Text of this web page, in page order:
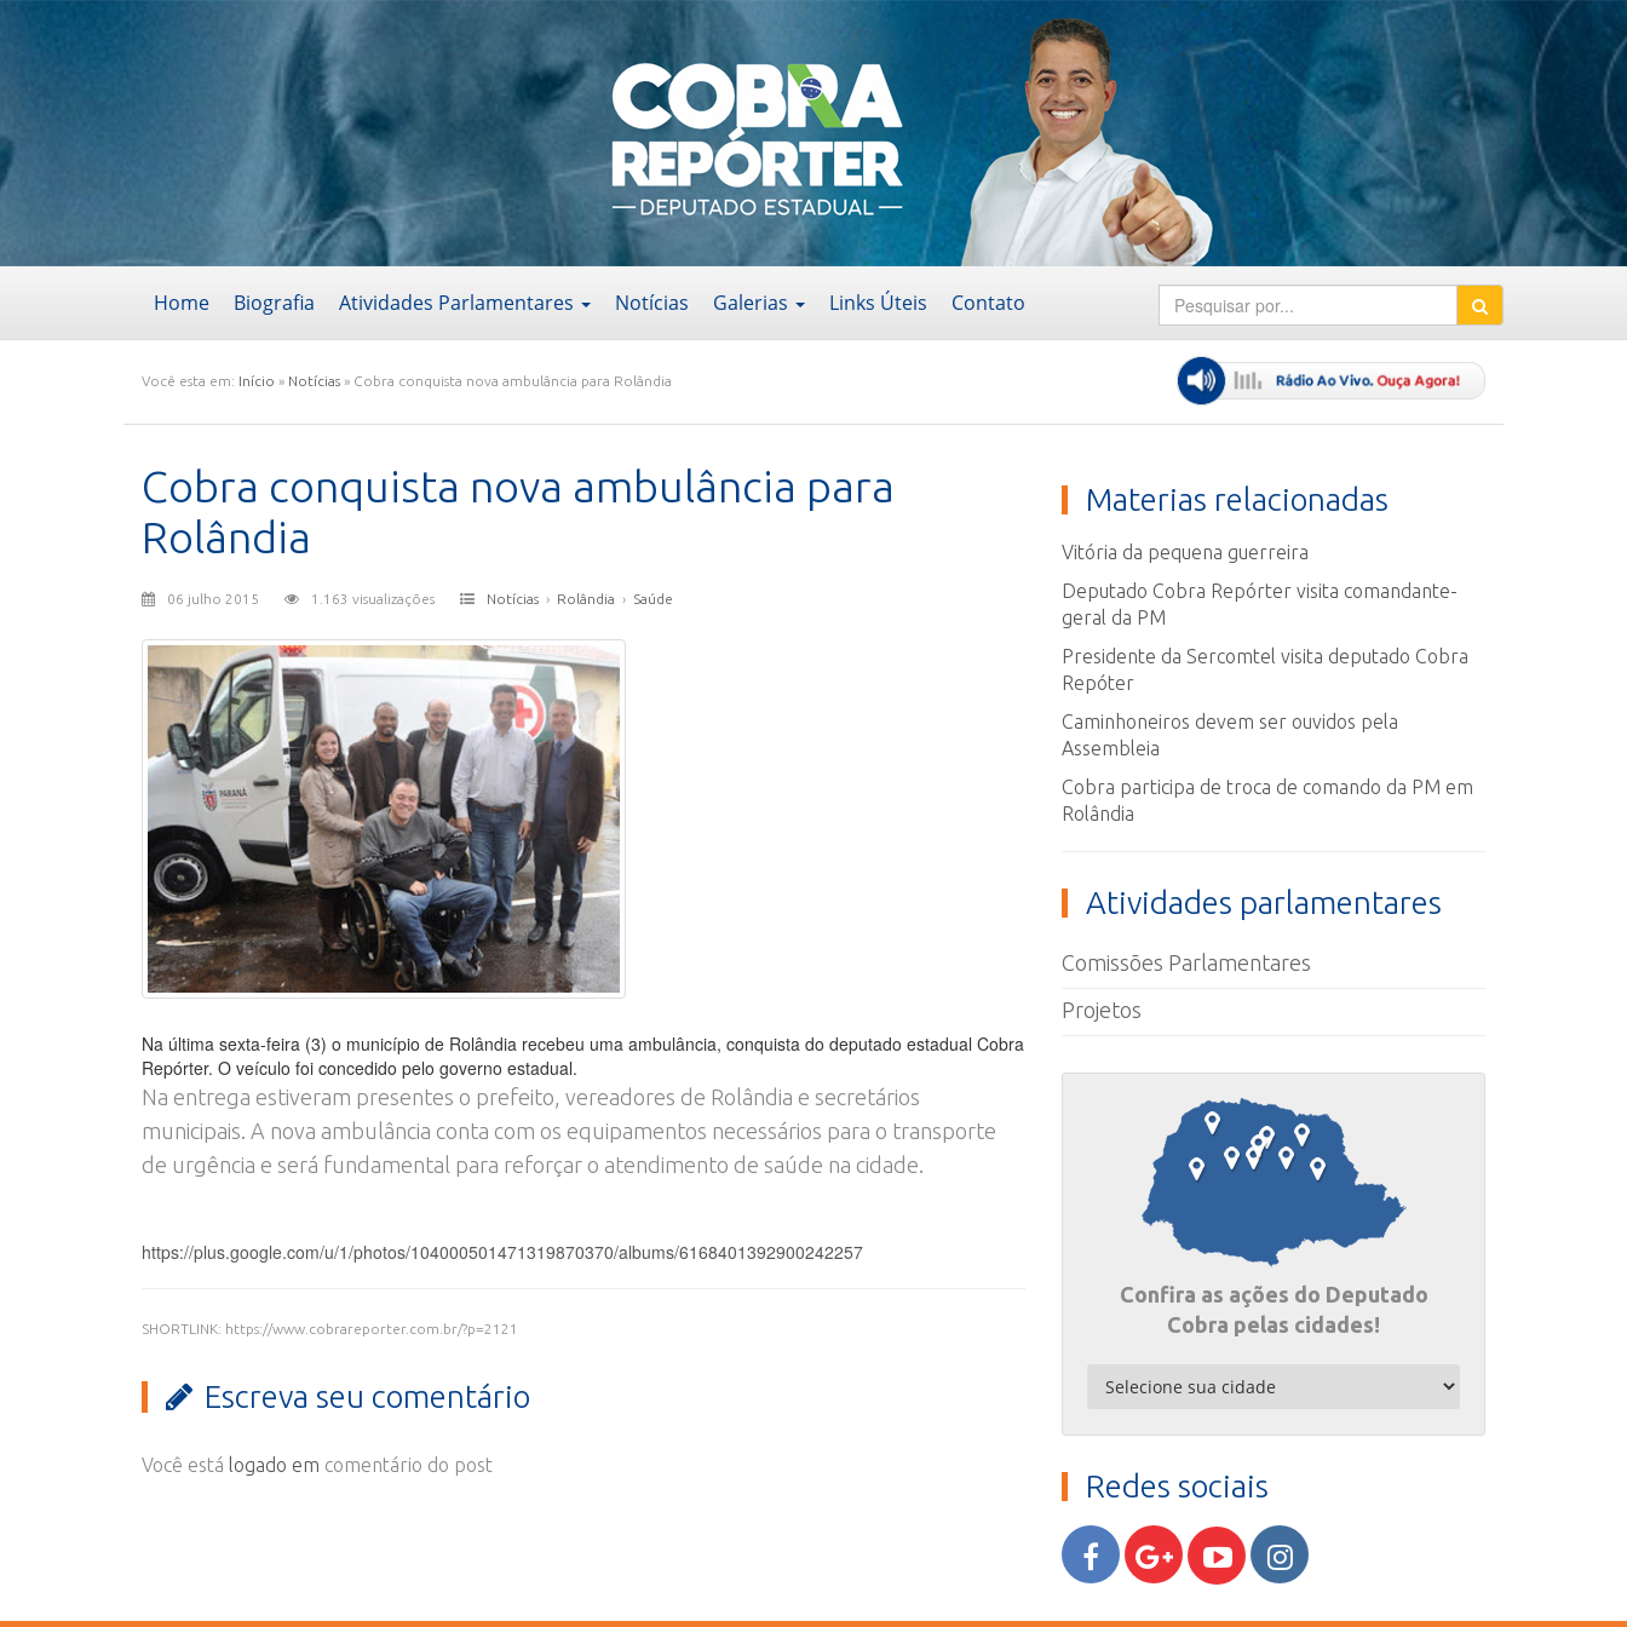
Home Biografia Atividades Parlamentares Notícias Galerias Links Úteis Contato
Você esta em: Início » Notícias » Cobra conquista nova ambulância para Rolândia
Cobra conquista nova ambulância para
Rolândia
06 julho 2015 1.163 visualizações Notícias › Rolândia › Saúde
Na última sexta-feira (3) o município de Rolândia recebeu uma ambulância, conquista do deputado estadual Cobra
Repórter. O veículo foi concedido pelo governo estadual.
Na entrega estiveram presentes o prefeito, vereadores de Rolândia e secretários
municipais. A nova ambulância conta com os equipamentos necessários para o transporte
de urgência e será fundamental para reforçar o atendimento de saúde na cidade.
https://plus.google.com/u/1/photos/104000501471319870370/albums/6168401392900242257
SHORTLINK: https://www.cobrareporter.com.br/?p=2121
Escreva seu comentário
Você está logado em comentário do post
Materias relacionadas
Vitória da pequena guerreira
Deputado Cobra Repórter visita comandante-
geral da PM
Presidente da Sercomtel visita deputado Cobra
Repóter
Caminhoneiros devem ser ouvidos pela
Assembleia
Cobra participa de troca de comando da PM em
Rolândia
Atividades parlamentares
Comissões Parlamentares
Projetos
Confira as ações do Deputado
Cobra pelas cidades!
Redes sociais